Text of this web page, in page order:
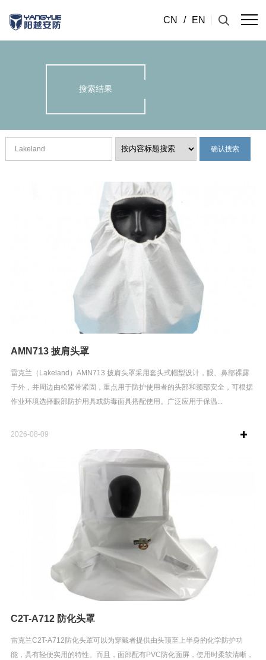
CN / EN
搜索结果
AMN713 披肩头罩
雷克兰（Lakeland）AMN713 披肩头罩采用套头式帽型设计，眼、鼻部裸露
于外，并周边由松紧带紧固，重点用于防护使用者的头部和颈部安全，可根据
作业环境选择眼部防护用具或防毒面具搭配使用。广泛应用于保温...
2026-08-09
C2T-A712 防化头罩
雷克兰C2T-A712防化头罩可以为穿戴者提供由头顶至上半身的化学防护功
能，具有轻便实用的特性。而且，面部配有PVC防化面屏，使用时柔软清晰，